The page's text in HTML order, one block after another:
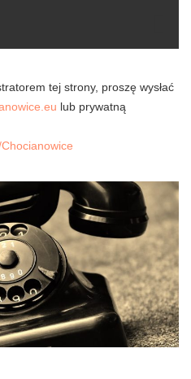
tej strony, proszę wysłać
lub prywatną